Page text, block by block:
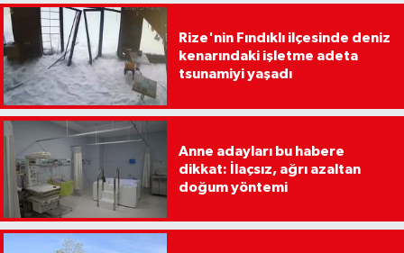
Rize'nin Fındıklı ilçesinde deniz
kenarındaki işletme adeta
tsunamiyi yaşadı
Anne adayları bu habere
dikkat: İlaçsız, ağrı azaltan
doğum yöntemi